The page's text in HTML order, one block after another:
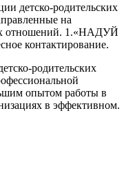
детско-родительских
на
отношений. 1.«НАДУЙ
контактирование.
родительских
опытом работы в
в эффективном.